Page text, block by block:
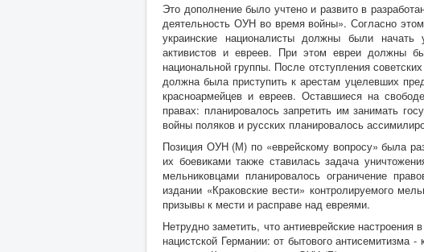
Это дополнение было учтено и развито в
деятельность ОУН во время войны». Согласно
украинские националисты должны были начать
активистов и евреев. При этом евреи должны
национальной группы. После отступления
должна была приступить к арестам уцелевших
красноармейцев и евреев. Оставшиеся на
правах: планировалось запретить им занимать
войны поляков и русских планировалось
Позиция ОУН (М) по «еврейскому вопросу» была
их боевиками также ставилась задача
мельниковцами планировалось ограничение
издании «Краковские вести» контролируемого
призывы к мести и расправе над евреями.
Нетрудно заметить, что антиеврейские
нацистской Германии: от бытового антисемитизма